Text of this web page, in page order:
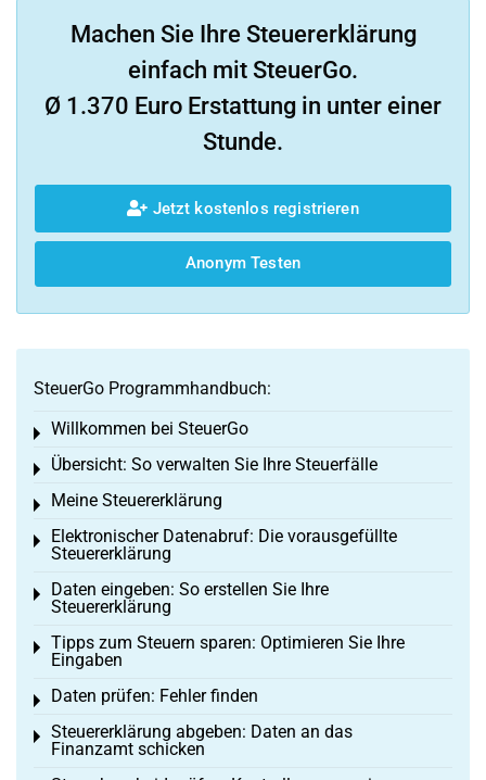
Machen Sie Ihre Steuererklärung
einfach mit SteuerGo.
Ø 1.370 Euro Erstattung in unter einer
Stunde.
Jetzt kostenlos registrieren
Anonym Testen
SteuerGo Programmhandbuch:
Willkommen bei SteuerGo
Toggle menu
Übersicht: So verwalten Sie Ihre Steuerfälle
Toggle menu
Meine Steuererklärung
Toggle menu
Elektronischer Datenabruf: Die vorausgefüllte
Steuererklärung
Toggle menu
Daten eingeben: So erstellen Sie Ihre
Steuererklärung
Toggle menu
Tipps zum Steuern sparen: Optimieren Sie Ihre
Eingaben
Toggle menu
Daten prüfen: Fehler finden
Toggle menu
Steuererklärung abgeben: Daten an das
Finanzamt schicken
Toggle menu